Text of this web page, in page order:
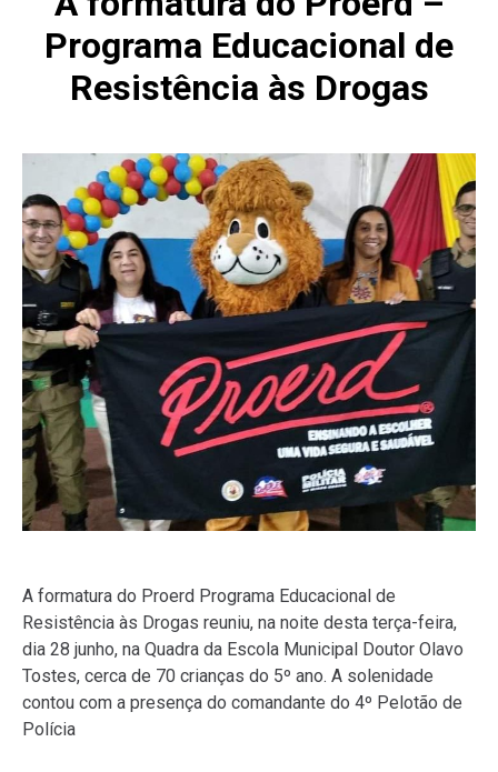
Programa Educacional de
Resistência às Drogas
A formatura do Proerd Programa Educacional de
Resistência às Drogas reuniu, na noite desta terça-feira,
dia 28 junho, na Quadra da Escola Municipal Doutor Olavo
Tostes, cerca de 70 crianças do 5º ano. A solenidade
contou com a presença do comandante do 4º Pelotão de
Polícia